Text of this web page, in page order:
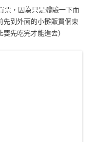
票，因為只是體驗一下而
先到外面的小攤販買個東
先吃完才能進去）